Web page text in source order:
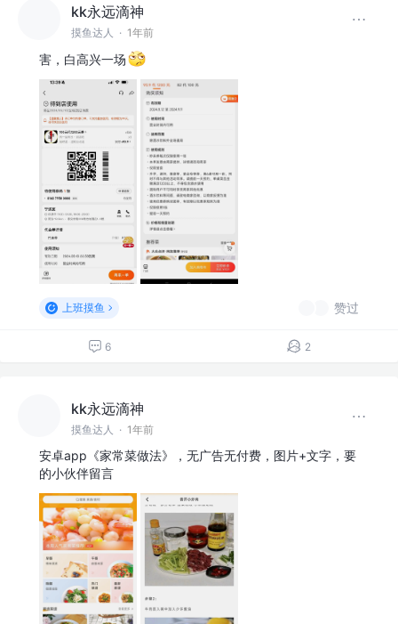
kk永远滴神
摸鱼达人 · 1年前
害，白高兴一场
上班摸鱼 赞过
6 2
kk永远滴神
摸鱼达人 · 1年前
安卓app《家常菜做法》，无广告无付费，图片+文字，要
的小伙伴留言